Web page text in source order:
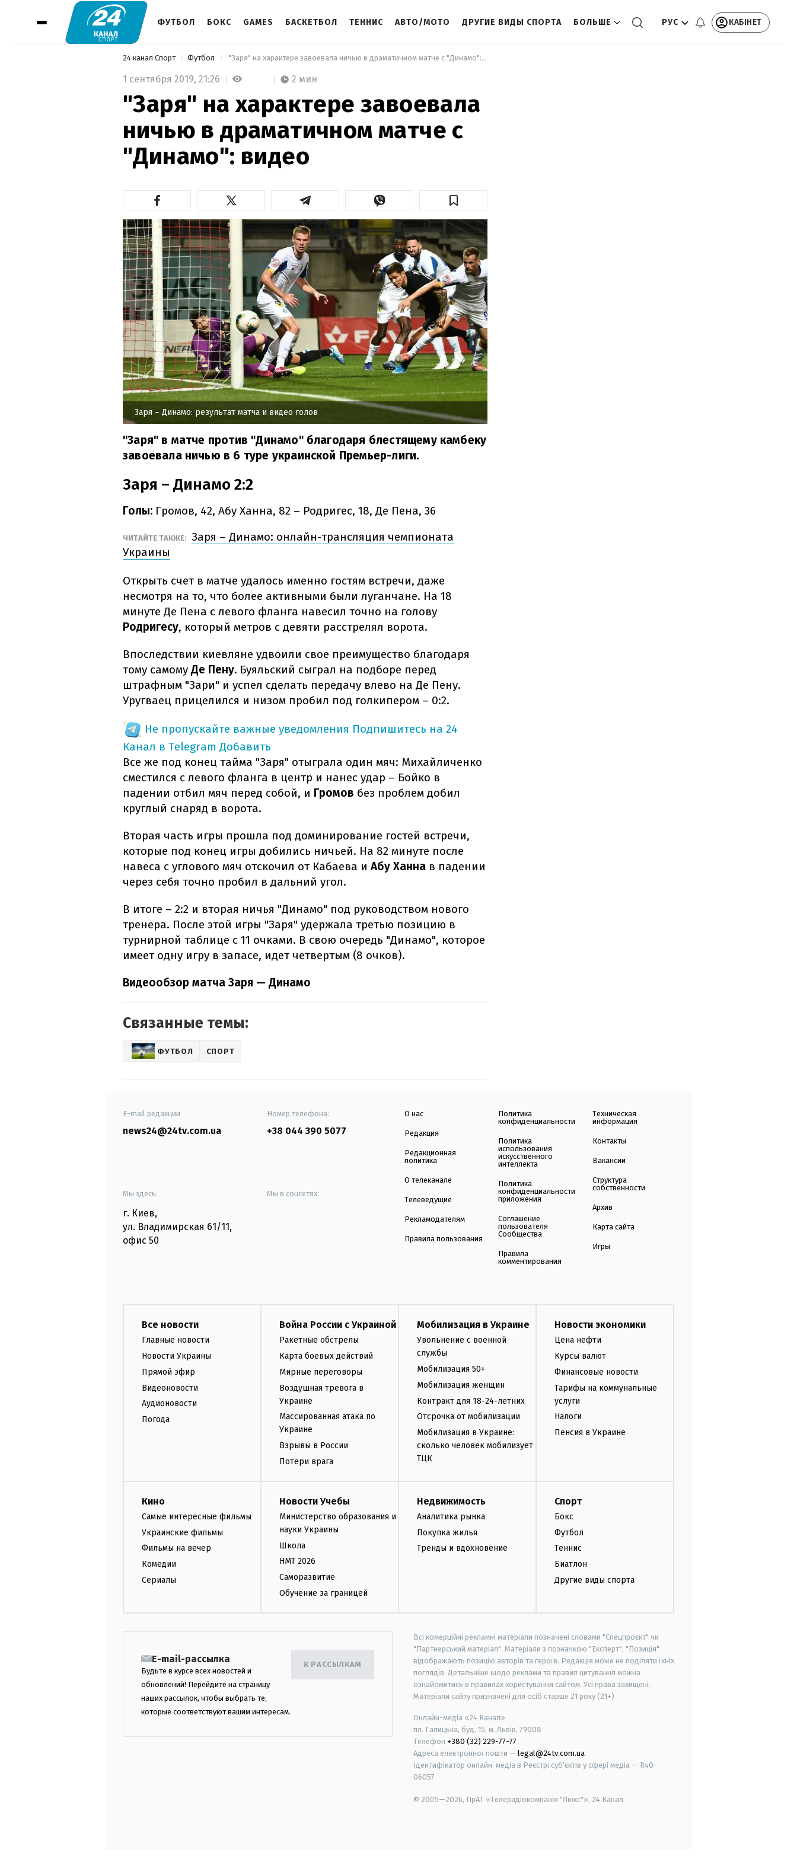
ФУТБОЛ БОКС GAMES БАСКЕТБОЛ ТЕННИС АВТО/МОТО ДРУГИЕ ВИДЫ СПОРТА БОЛЬШЕ РУС КАБІНЕТ
24 канал Спорт Футбол "Заря" на характере завоевала ничью в драматичном матче с "Динамо": видео
1 сентября 2019, 21:26 2 мин
"Заря" на характере завоевала
ничью в драматичном матче с
"Динамо": видео
Заря – Динамо: результат матча и видео голов
"Заря" в матче против "Динамо" благодаря блестящему камбеку
завоевала ничью в 6 туре украинской Премьер-лиги.
Заря – Динамо 2:2
Голы: Громов, 42, Абу Ханна, 82 – Родригес, 18, Де Пена, 36
ЧИТАЙТЕ ТАКЖЕ: Заря – Динамо: онлайн-трансляция чемпионата
Украины
Открыть счет в матче удалось именно гостям встречи, даже
несмотря на то, что более активными были луганчане. На 18
минуте Де Пена с левого фланга навесил точно на голову
Родригесу, который метров с девяти расстрелял ворота.
Впоследствии киевляне удвоили свое преимущество благодаря
тому самому Де Пену. Буяльский сыграл на подборе перед
штрафным "Зари" и успел сделать передачу влево на Де Пену.
Уругваец прицелился и низом пробил под голкипером – 0:2.
Не пропускайте важные уведомления Подпишитесь на 24
Канал в Telegram Добавить
Все же под конец тайма "Заря" отыграла один мяч: Михайличенко
сместился с левого фланга в центр и нанес удар – Бойко в
падении отбил мяч перед собой, и Громов без проблем добил
круглый снаряд в ворота.
Вторая часть игры прошла под доминирование гостей встречи,
которые под конец игры добились ничьей. На 82 минуте после
навеса с углового мяч отскочил от Кабаева и Абу Ханна в падении
через себя точно пробил в дальний угол.
В итоге – 2:2 и вторая ничья "Динамо" под руководством нового
тренера. После этой игры "Заря" удержала третью позицию в
турнирной таблице с 11 очками. В свою очередь "Динамо", которое
имеет одну игру в запасе, идет четвертым (8 очков).
Видеообзор матча Заря — Динамо
Связанные темы:
ФУТБОЛ СПОРТ
E-mail редакции
news24@24tv.com.ua
Номер телефона:
+38 044 390 5077
Мы здесь:
г. Киев,
ул. Владимирская 61/11,
офис 50
Мы в соцсетях:
О нас
Редакция
Редакционная
политика
О телеканале
Телеведущие
Рекламодателям
Правила пользования
Политика
конфиденциальности
Политика
использования
искусственного
интеллекта
Политика
конфиденциальности
приложения
Соглашение
пользователя
Сообщества
Правила
комментирования
Техническая
информация
Контакты
Вакансии
Структура
собственности
Архив
Карта сайта
Игры
Все новости
Главные новости
Новости Украины
Прямой эфир
Видеоновости
Аудионовости
Погода
Война России с Украиной
Ракетные обстрелы
Карта боевых действий
Мирные переговоры
Воздушная тревога в
Украине
Массированная атака по
Украине
Взрывы в России
Потери врага
Мобилизация в Украине
Увольнение с военной
службы
Мобилизация 50+
Мобилизация женщин
Контракт для 18-24-летних
Отсрочка от мобилизации
Мобилизация в Украине:
сколько человек мобилизует
ТЦК
Новости экономики
Цена нефти
Курсы валют
Финансовые новости
Тарифы на коммунальные
услуги
Налоги
Пенсия в Украине
Кино
Самые интересные фильмы
Украинские фильмы
Фильмы на вечер
Комедии
Сериалы
Новости Учебы
Министерство образования и
науки Украины
Школа
НМТ 2026
Саморазвитие
Обучение за границей
Недвижимость
Аналитика рынка
Покупка жилья
Тренды и вдохновение
Спорт
Бокс
Футбол
Теннис
Биатлон
Другие виды спорта
E-mail-рассылка
Будьте в курсе всех новостей и
обновлений! Перейдите на страницу
наших рассылок, чтобы выбрать те,
которые соответствуют вашим интересам.
К РАССЫЛКАМ
Всі комерційні рекламні матеріали позначені словами "Спецпроєкт" чи
"Партнерський матеріал". Матеріали з позначкою "Експерт", "Позиція"
відображають позицію авторів та героїв. Редакція може не поділяти їхніх
поглядів. Детальніше щодо реклами та правил цитування можна
ознайомитись в правилах користування сайтом. Усі права захищені.
Матеріали сайту призначені для осіб старше 21 року (21+)
Онлайн-медіа «24 Канал»
пл. Галицька, буд. 15, м. Львів, 79008
Телефон +380 (32) 229-77-77
Адреса електронної пошти — legal@24tv.com.ua
Ідентифікатор онлайн-медіа в Реєстрі суб'єктів у сфері медіа — R40-
06057
© 2005—2026, ПрАТ «Телерадіокомпанія "Люкс"», 24 Канал.